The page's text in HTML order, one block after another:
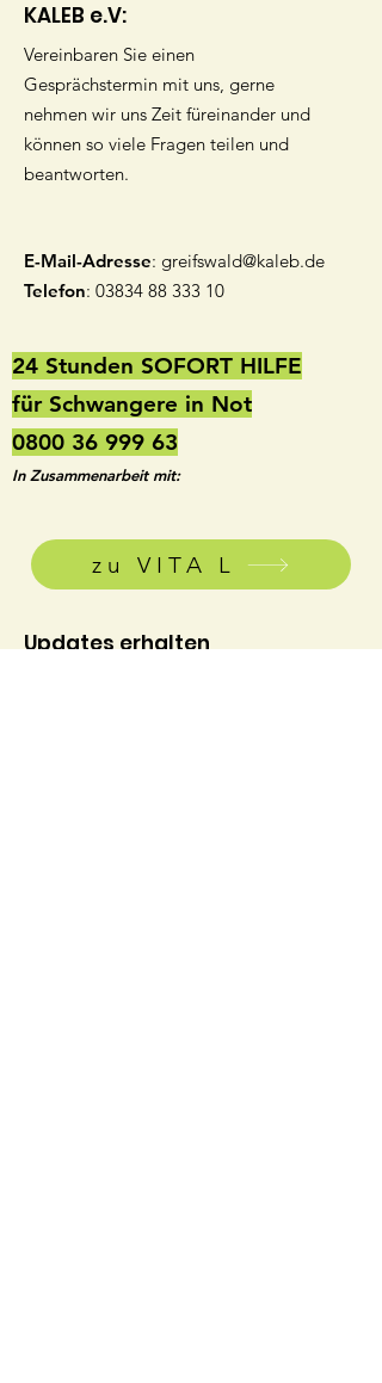
KALEB e.V:
Vereinbaren Sie einen
Gesprächstermin mit uns, gerne
nehmen wir uns Zeit füreinander und
können so viele Fragen teilen und
beantworten.
E-Mail-Adresse: greifswald@kaleb.de
Telefon: 03834 88 333 10
24 Stunden SOFORT HILFE
für Schwangere in Not
0800 36 999 63
In Zusammenarbeit mit:
zu VITA L
Updates erhalten